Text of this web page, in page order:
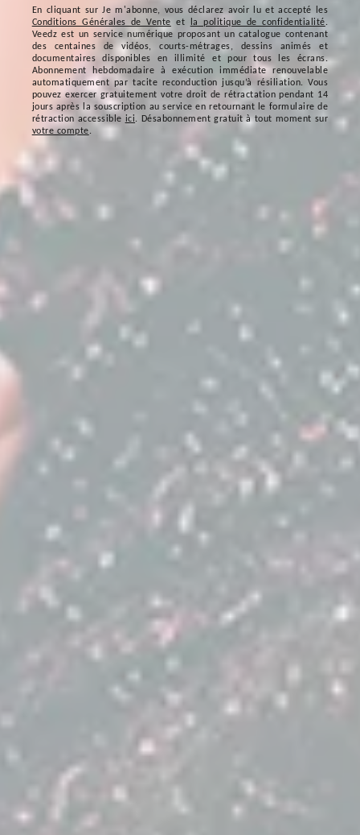
En cliquant surJe m'abonne, vous déclarez avoir lu et accepté les
Conditions Générales de Vente et la politique de confidentialité.
Veedz est un service numérique proposant un catalogue contenant
des centaines de vidéos, courts-métrages, dessins animés et
documentaires disponibles en illimité et pour tous les écrans.
Abonnement hebdomadaire à exécution immédiate renouvelable
automatiquement par tacite reconduction jusqu’à résiliation. Vous
pouvez exercer gratuitement votre droit de rétractation pendant 14
jours après la souscription au service en retournant le formulaire de
rétraction accessible ici. Désabonnement gratuit à tout moment sur
votre compte.